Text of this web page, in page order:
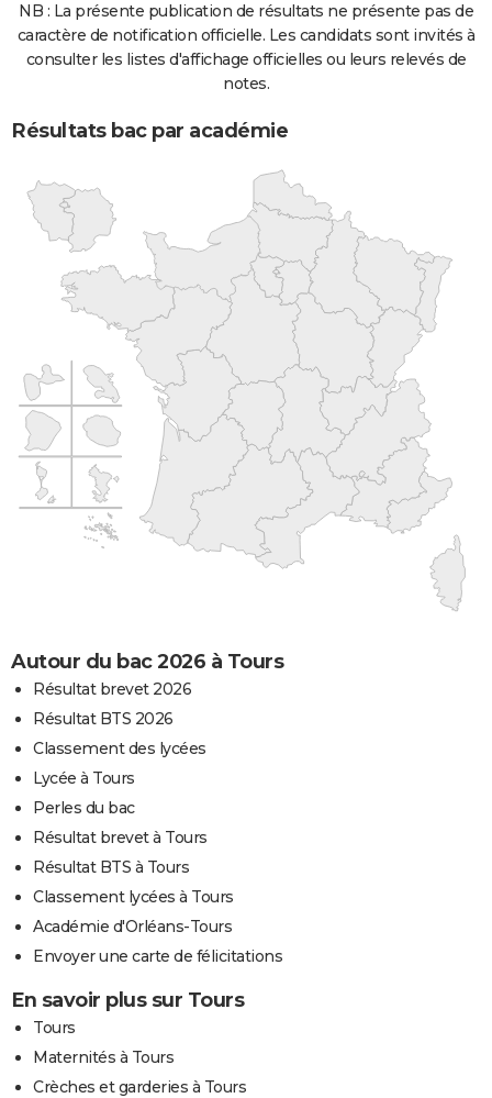
NB : La présente publication de résultats ne présente pas de
caractère de notification officielle. Les candidats sont invités à
consulter les listes d'affichage officielles ou leurs relevés de
notes.
Résultats bac par académie
Autour du bac 2026 à Tours
Résultat brevet 2026
Résultat BTS 2026
Classement des lycées
Lycée à Tours
Perles du bac
Résultat brevet à Tours
Résultat BTS à Tours
Classement lycées à Tours
Académie d'Orléans-Tours
Envoyer une carte de félicitations
En savoir plus sur Tours
Tours
Maternités à Tours
Crèches et garderies à Tours